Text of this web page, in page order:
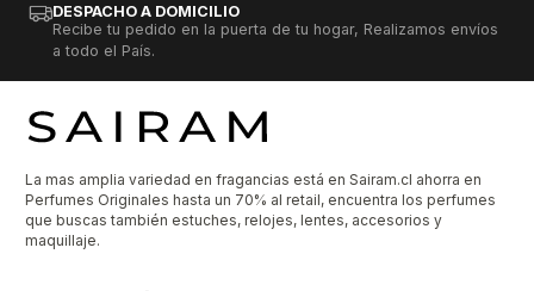
DESPACHO A DOMICILIO
Recibe tu pedido en la puerta de tu hogar, Realizamos envíos
a todo el País.
La mas amplia variedad en fragancias está en Sairam.cl ahorra en
Perfumes Originales hasta un 70% al retail, encuentra los perfumes
que buscas también estuches, relojes, lentes, accesorios y
maquillaje.